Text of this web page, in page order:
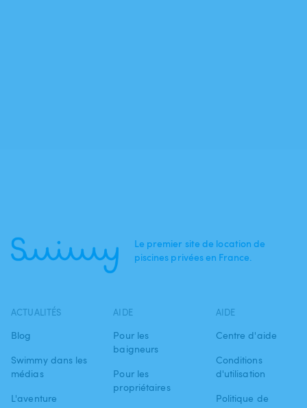
Le premier site de location de
piscines privées en France.
ACTUALITÉS
Blog
Swimmy dans les
médias
L'aventure
AIDE
Pour les
baigneurs
Pour les
propriétaires
AIDE
Centre d'aide
Conditions
d'utilisation
Politique de